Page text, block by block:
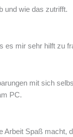
und wie das zutrifft.
mir sehr hilft zu
mit sich
PC.
Spaß